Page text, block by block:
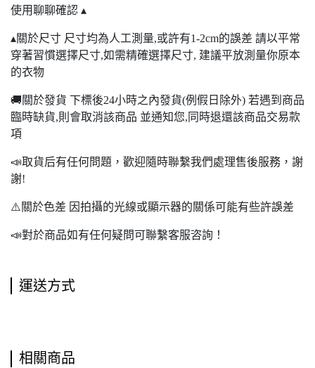
使用聊聊確認 ▴
▴關於尺寸 尺寸均為人工測量,或許有1-2cm的誤差 請以平常
穿著習慣選擇尺寸,如需精確選擇尺寸, 建議平放測量你原本
的衣物
🚚關於發貨 下標後24小時之內發貨(例假日除外) 若遇到商品
臨時缺貨,則會取消該商品 並通知您,同時退還該商品交易款
項
📣取貨后有任何問題，歡迎隨時聯繫我們處理售後服務，謝
謝!
⚠️關於色差 因拍攝的光線或顯示器的關係可能有些許誤差
📣對於商品如有任何疑問可聯繫客服咨詢！
運送方式
相關商品